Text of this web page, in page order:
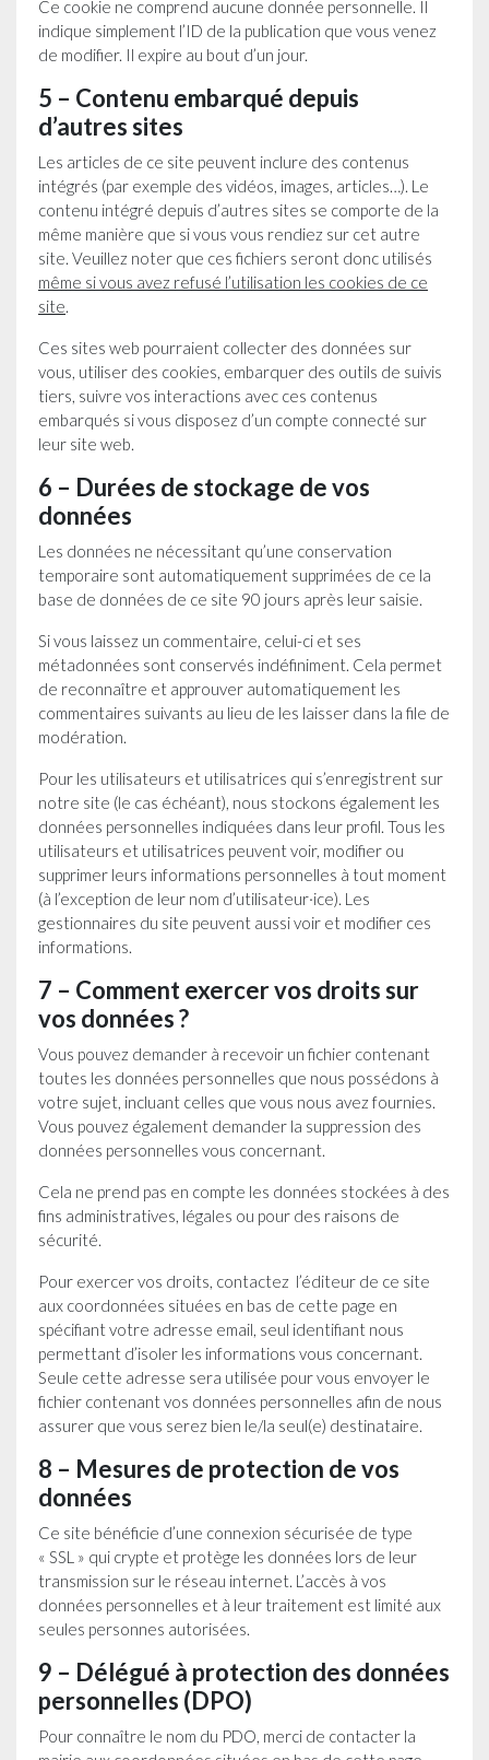
Ce cookie ne comprend aucune donnée personnelle. Il
indique simplement l’ID de la publication que vous venez
de modifier. Il expire au bout d’un jour.
5 – Contenu embarqué depuis
d’autres sites
Les articles de ce site peuvent inclure des contenus
intégrés (par exemple des vidéos, images, articles…). Le
contenu intégré depuis d’autres sites se comporte de la
même manière que si vous vous rendiez sur cet autre
site. Veuillez noter que ces fichiers seront donc utilisés
même si vous avez refusé l’utilisation les cookies de ce
site.
Ces sites web pourraient collecter des données sur
vous, utiliser des cookies, embarquer des outils de suivis
tiers, suivre vos interactions avec ces contenus
embarqués si vous disposez d’un compte connecté sur
leur site web.
6 – Durées de stockage de vos
données
Les données ne nécessitant qu’une conservation
temporaire sont automatiquement supprimées de ce la
base de données de ce site 90 jours après leur saisie.
Si vous laissez un commentaire, celui-ci et ses
métadonnées sont conservés indéfiniment. Cela permet
de reconnaître et approuver automatiquement les
commentaires suivants au lieu de les laisser dans la file de
modération.
Pour les utilisateurs et utilisatrices qui s’enregistrent sur
notre site (le cas échéant), nous stockons également les
données personnelles indiquées dans leur profil. Tous les
utilisateurs et utilisatrices peuvent voir, modifier ou
supprimer leurs informations personnelles à tout moment
(à l’exception de leur nom d’utilisateur·ice). Les
gestionnaires du site peuvent aussi voir et modifier ces
informations.
7 – Comment exercer vos droits sur
vos données ?
Vous pouvez demander à recevoir un fichier contenant
toutes les données personnelles que nous possédons à
votre sujet, incluant celles que vous nous avez fournies.
Vous pouvez également demander la suppression des
données personnelles vous concernant.
Cela ne prend pas en compte les données stockées à des
fins administratives, légales ou pour des raisons de
sécurité.
Pour exercer vos droits, contactez l’éditeur de ce site
aux coordonnées situées en bas de cette page en
spécifiant votre adresse email, seul identifiant nous
permettant d’isoler les informations vous concernant.
Seule cette adresse sera utilisée pour vous envoyer le
fichier contenant vos données personnelles afin de nous
assurer que vous serez bien le/la seul(e) destinataire.
8 – Mesures de protection de vos
données
Ce site bénéficie d’une connexion sécurisée de type
« SSL » qui crypte et protège les données lors de leur
transmission sur le réseau internet. L’accès à vos
données personnelles et à leur traitement est limité aux
seules personnes autorisées.
9 – Délégué à protection des données
personnelles (DPO)
Pour connaître le nom du PDO, merci de contacter la